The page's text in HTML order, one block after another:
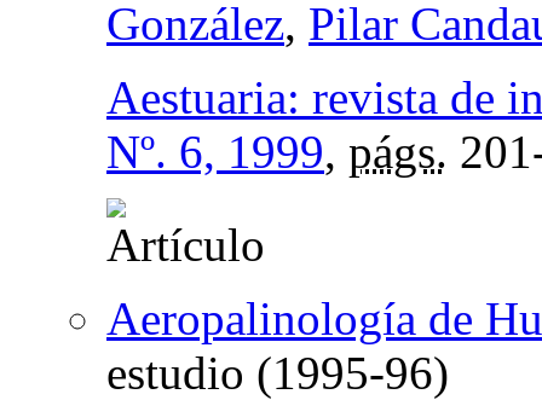
González, Pilar
Aestuaria: revista de
Nº. 6, 1999, págs.
Aeropalinología de
estudio (1995-96)